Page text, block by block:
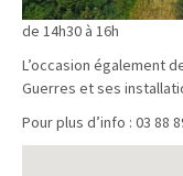
de 14h30 à 16h
L’occasion également
Guerres et ses
Pour plus d’info : 03 88